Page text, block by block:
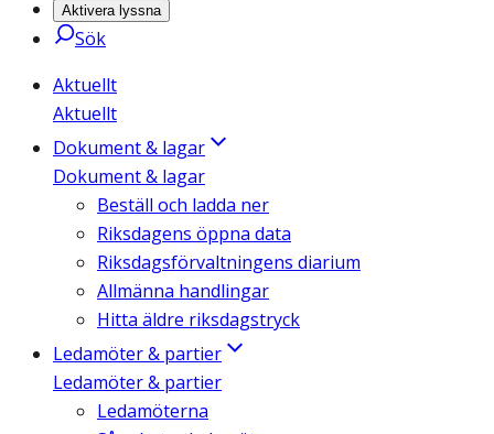
Aktivera lyssna
Sök
Aktuellt
Aktuellt
Dokument & lagar
Dokument & lagar
Beställ och ladda ner
Riksdagens öppna data
Riksdagsförvaltningens diarium
Allmänna handlingar
Hitta äldre riksdagstryck
Ledamöter & partier
Ledamöter & partier
Ledamöterna